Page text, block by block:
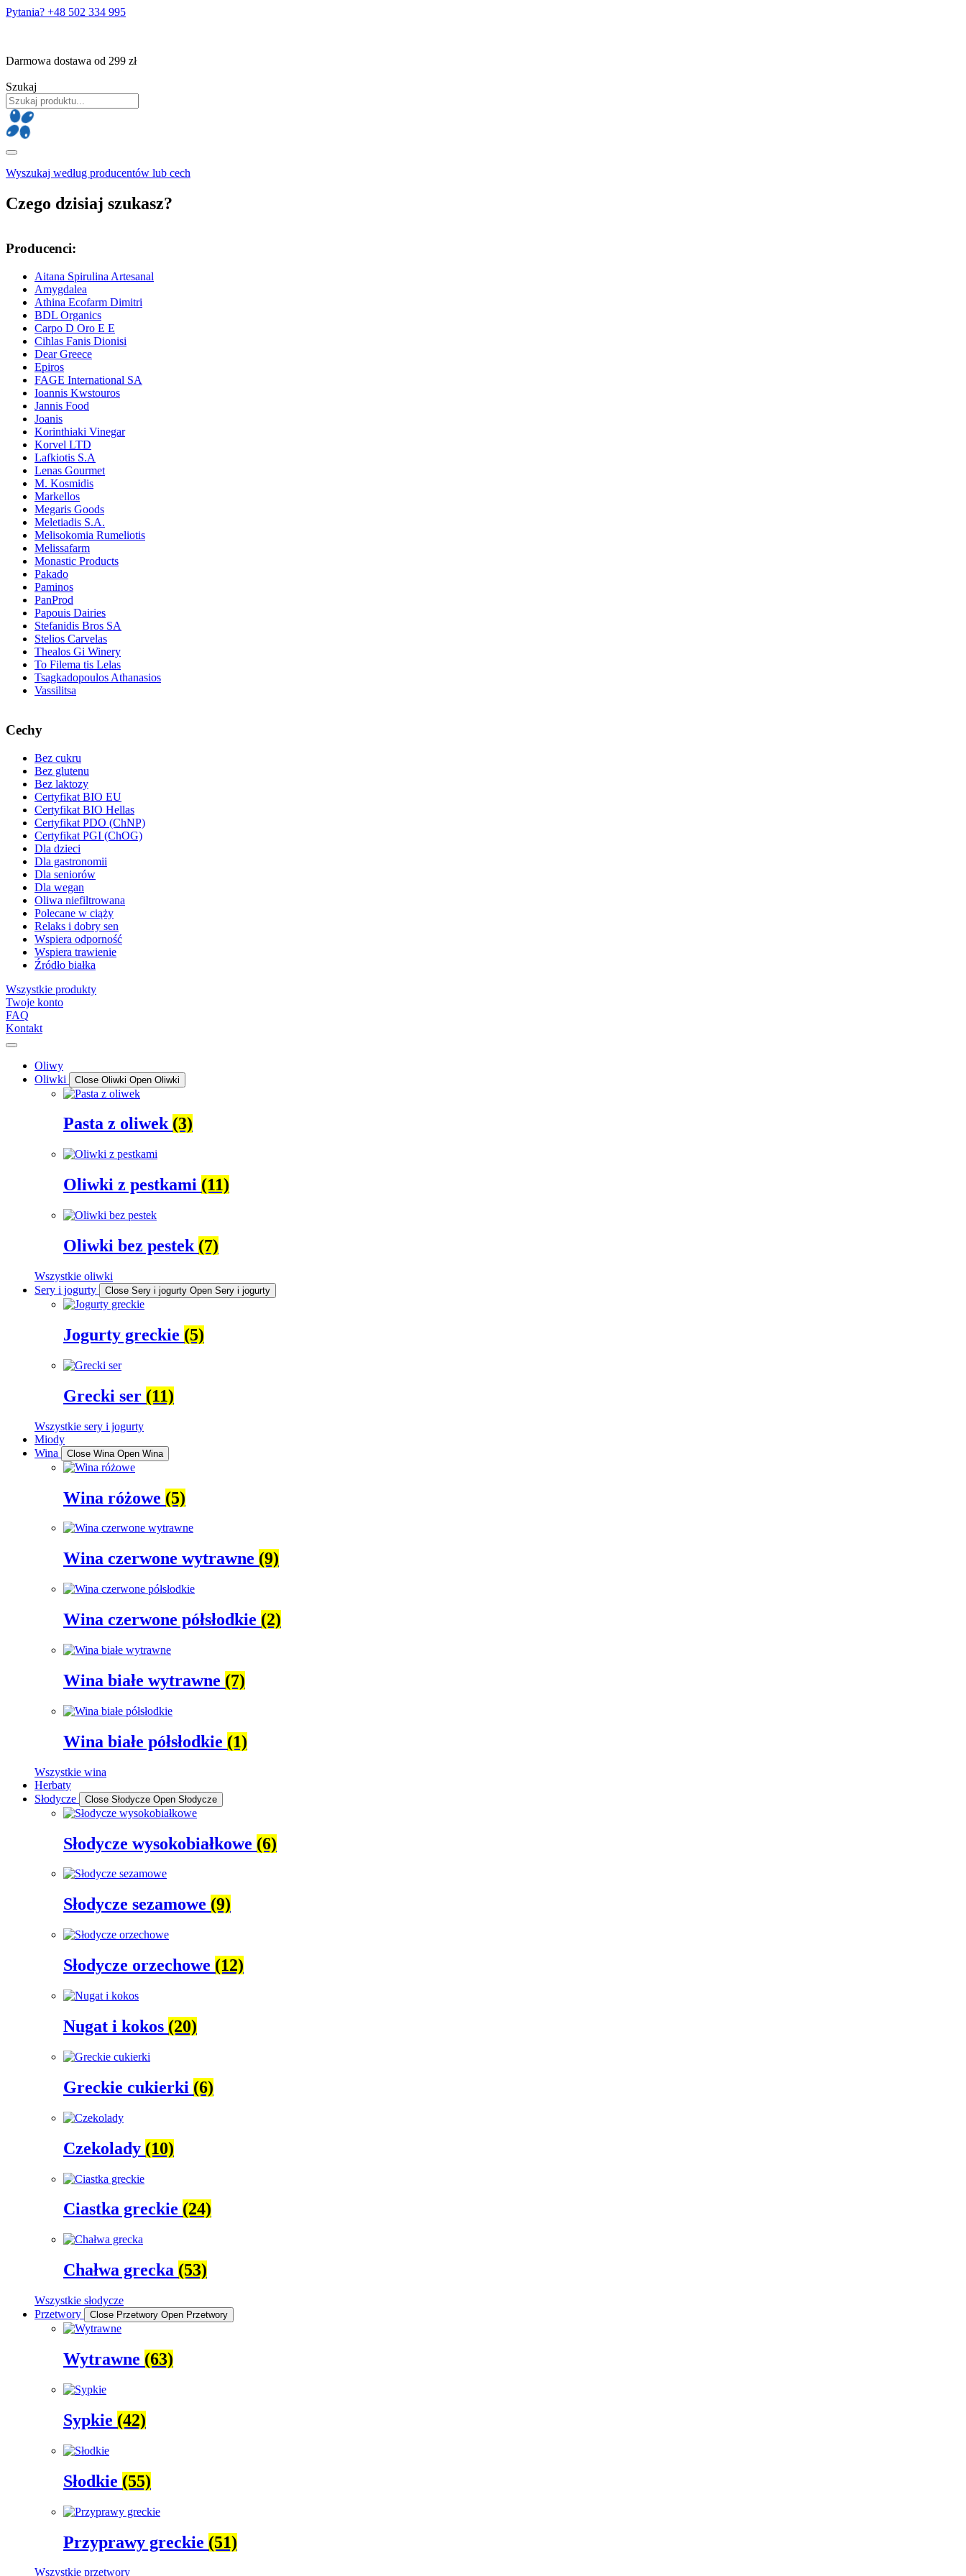
Pytania? +48 502 334 995
Darmowa dostawa od 299 zł
Szukaj
Wyszukaj według producentów lub cech
Czego dzisiaj szukasz?
Producenci:
Aitana Spirulina Artesanal
Amygdalea
Athina Ecofarm Dimitri
BDL Organics
Carpo D Oro E E
Cihlas Fanis Dionisi
Dear Greece
Epiros
FAGE International SA
Ioannis Kwstouros
Jannis Food
Joanis
Korinthiaki Vinegar
Korvel LTD
Lafkiotis S.A
Lenas Gourmet
M. Kosmidis
Markellos
Megaris Goods
Meletiadis S.A.
Melisokomia Rumeliotis
Melissafarm
Monastic Products
Pakado
Paminos
PanProd
Papouis Dairies
Stefanidis Bros SA
Stelios Carvelas
Thealos Gi Winery
To Filema tis Lelas
Tsagkadopoulos Athanasios
Vassilitsa
Cechy
Bez cukru
Bez glutenu
Bez laktozy
Certyfikat BIO EU
Certyfikat BIO Hellas
Certyfikat PDO (ChNP)
Certyfikat PGI (ChOG)
Dla dzieci
Dla gastronomii
Dla seniorów
Dla wegan
Oliwa niefiltrowana
Polecane w ciąży
Relaks i dobry sen
Wspiera odporność
Wspiera trawienie
Źródło białka
Wszystkie produkty
Twoje konto
FAQ
Kontakt
Oliwy
Oliwki
Close Oliwki Open Oliwki
Pasta z oliwek (3)
Oliwki z pestkami (11)
Oliwki bez pestek (7)
Wszystkie oliwki
Sery i jogurty
Close Sery i jogurty Open Sery i jogurty
Jogurty greckie (5)
Grecki ser (11)
Wszystkie sery i jogurty
Miody
Wina
Close Wina Open Wina
Wina różowe (5)
Wina czerwone wytrawne (9)
Wina czerwone półsłodkie (2)
Wina białe wytrawne (7)
Wina białe półsłodkie (1)
Wszystkie wina
Herbaty
Słodycze
Close Słodycze Open Słodycze
Słodycze wysokobiałkowe (6)
Słodycze sezamowe (9)
Słodycze orzechowe (12)
Nugat i kokos (20)
Greckie cukierki (6)
Czekolady (10)
Ciastka greckie (24)
Chałwa grecka (53)
Wszystkie słodycze
Przetwory
Close Przetwory Open Przetwory
Wytrawne (63)
Sypkie (42)
Słodkie (55)
Przyprawy greckie (51)
Wszystkie przetwory